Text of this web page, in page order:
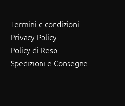
Termini e condizioni
Privacy Policy
Policy di Reso
Spedizioni e Consegne